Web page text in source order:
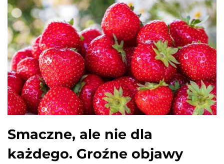
Smaczne, ale nie dla
każdego. Groźne objawy